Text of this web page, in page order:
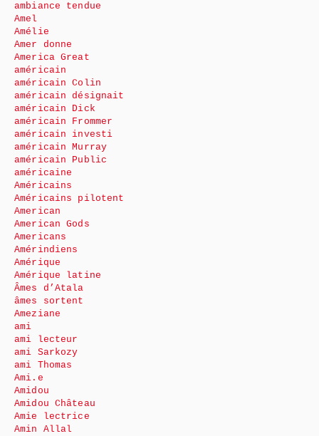
ambiance tendue
Amel
Amélie
Amer donne
America Great
américain
américain Colin
américain désignait
américain Dick
américain Frommer
américain investi
américain Murray
américain Public
américaine
Américains
Américains pilotent
American
American Gods
Americans
Amérindiens
Amérique
Amérique latine
Âmes d’Atala
âmes sortent
Ameziane
ami
ami lecteur
ami Sarkozy
ami Thomas
Ami.e
Amidou
Amidou Château
Amie lectrice
Amin Allal